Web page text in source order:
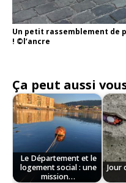
Un petit rassemblement de
! ©l’ancre
Ça peut aussi
Le Département et le
logement social : une
mission…
Jour